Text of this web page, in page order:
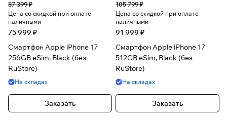
87 399 ₽
Цена со скидкой при оплате
наличными
75 999 ₽
Смартфон Apple iPhone 17
256GB eSim, Black (без
RuStore)
На складах
Заказать
105 799 ₽
Цена со скидкой при оплате
наличными
91 999 ₽
Смартфон Apple iPhone 17
512GB eSim, Black (без
RuStore)
На складах
Заказать